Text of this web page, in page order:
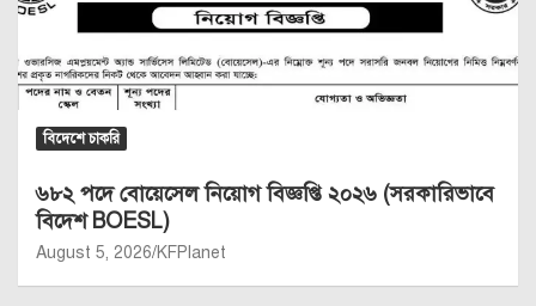
বিদেশে চাকরি
৬৮২ পদে বোয়েসেল নিয়োগ বিজ্ঞপ্তি ২০২৬ (সরকারিভাবে
বিদেশ BOESL)
August 5, 2026 KFPlanet